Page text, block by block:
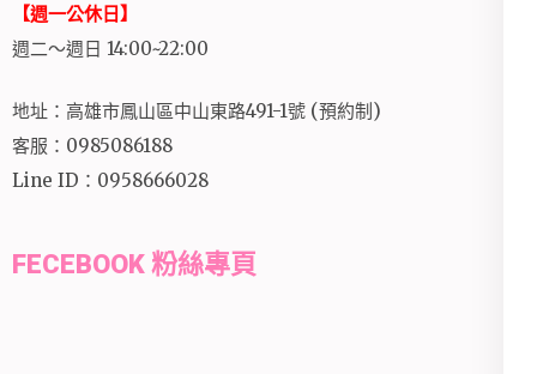
【週一公休日】
週二～週日 14:00~22:00
地址：高雄市鳳山區中山東路491-1號 (預約制)
客服：0985086188
Line ID：0958666028
FECEBOOK 粉絲專頁